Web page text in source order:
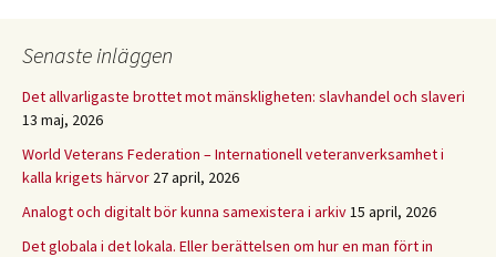
Senaste inläggen
Det allvarligaste brottet mot mänskligheten: slavhandel och slaveri
13 maj, 2026
World Veterans Federation – Internationell veteranverksamhet i
kalla krigets härvor 27 april, 2026
Analogt och digitalt bör kunna samexistera i arkiv15 april, 2026
Det globala i det lokala. Eller berättelsen om hur en man fört in